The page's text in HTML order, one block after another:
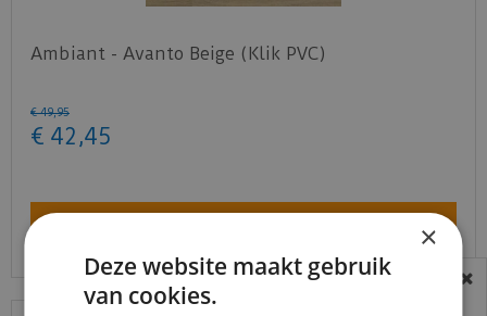
Ambiant - Avanto Beige (Klik PVC)
€ 49,95
€ 42 ,45
BEREIKBAARHEID
×
Deze website maakt gebruik
van cookies.